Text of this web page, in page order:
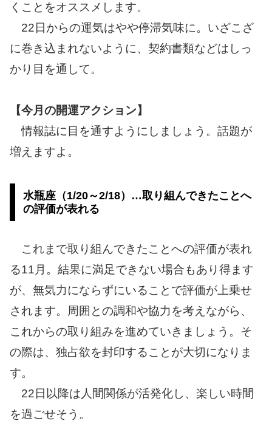
くことをオススメします。
22日からの運気はやや停滞気味に。いざこざ
に巻き込まれないように、契約書類などはしっ
かり目を通して。
【今月の開運アクション】
情報誌に目を通すようにしましょう。話題が
増えますよ。
水瓶座（1/20～2/18）…取り組んできたことへ
の評価が表れる
これまで取り組んできたことへの評価が表れ
る11月。結果に満足できない場合もあり得ます
が、無気力にならずにいることで評価が上乗せ
されます。周囲との調和や協力を考えながら、
これからの取り組みを進めていきましょう。そ
の際は、独占欲を封印することが大切になりま
す。
22日以降は人間関係が活発化し、楽しい時間
を過ごせそう。